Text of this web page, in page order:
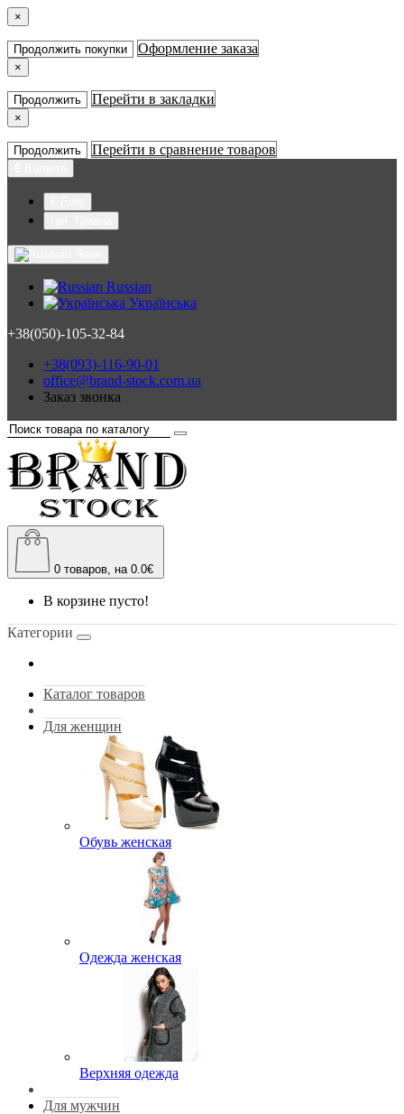
×
Продолжить покупки Оформление заказа
×
Продолжить Перейти в закладки
×
Продолжить Перейти в сравнение товаров
Russian
Українська
+38(050)-105-32-84
+38(093)-116-90-01
office@brand-stock.com.ua
Заказ звонка
0 товаров, на 0.0€
В корзине пусто!
Категории
Каталог товаров
Для женщин
Обувь женская
Одежда женская
Верхняя одежда
Для мужчин